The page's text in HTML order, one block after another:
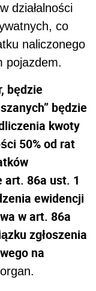
działalności
co
naliczonego
pojazdem.
będzie
będzie
kwoty
50% od rat
art. 86a ust. 1
ewidencji
w art. 86a
zgłoszenia
na